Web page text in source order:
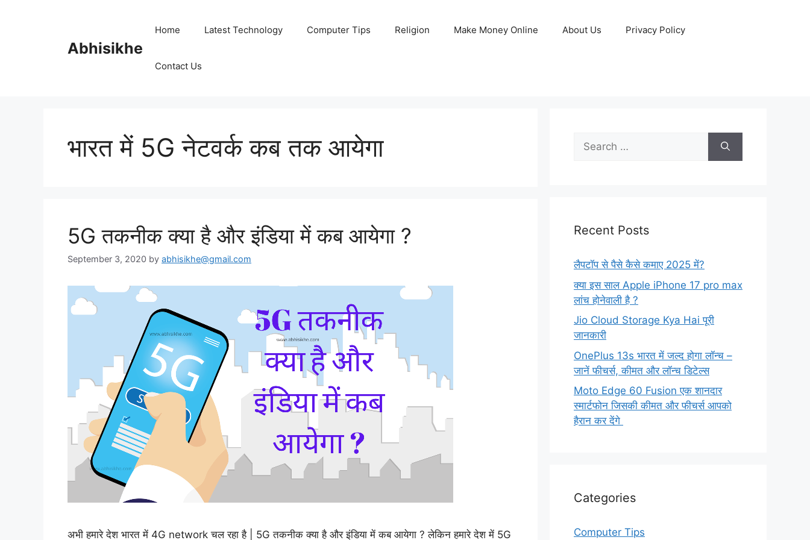
Abhisikhe
Home Latest Technology Computer Tips Religion Make Money Online About Us Privacy Policy
Contact Us
भारत में 5G नेटवर्क कब तक आयेगा
5G तकनीक क्या है और इंडिया में कब आयेगा ?
September 3, 2020 by abhisikhe@gmail.com
अभी हमारे देश भारत में 4G network चल रहा है | 5G तकनीक क्या है और इंडिया में कब आयेगा ? लेकिन हमारे देश में 5G
Search
for:
Recent Posts
लैपटॉप से पैसे कैसे कमाए 2025 में?
क्या इस साल Apple iPhone 17 pro max
लांच होनेवाली है ?
Jio Cloud Storage Kya Hai पूरी
जानकारी
OnePlus 13s भारत में जल्द होगा लॉन्च –
जानें फीचर्स, कीमत और लॉन्च डिटेल्स
Moto Edge 60 Fusion एक शानदार
स्मार्टफोन जिसकी कीमत और फीचर्स आपको
हैरान कर देंगे
Categories
Computer Tips